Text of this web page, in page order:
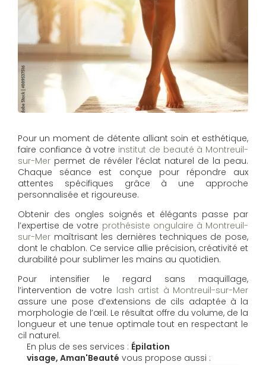
Pour un moment de détente alliant soin et esthétique,
faire confiance à votre institut de beauté à Montreuil-
sur-Mer permet de révéler l’éclat naturel de la peau.
Chaque séance est conçue pour répondre aux
attentes spécifiques grâce à une approche
personnalisée et rigoureuse.
Obtenir des ongles soignés et élégants passe par
l’expertise de votre prothésiste ongulaire à Montreuil-
sur-Mer maîtrisant les dernières techniques de pose,
dont le chablon. Ce service allie précision, créativité et
durabilité pour sublimer les mains au quotidien.
Pour intensifier le regard sans maquillage,
l’intervention de votre lash artist à Montreuil-sur-Mer
assure une pose d’extensions de cils adaptée à la
morphologie de l’œil. Le résultat offre du volume, de la
longueur et une tenue optimale tout en respectant le
cil naturel.
En plus de ses services : Épilation
visage, Aman'Beauté vous propose aussi :